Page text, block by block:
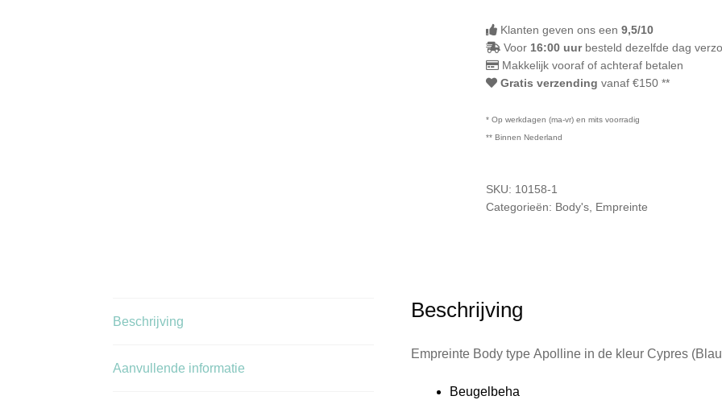
Klanten geven ons een 9,5/10
Voor 16:00 uurbesteld dezelfde dag
Makkelijk vooraf of achteraf betalen
Gratis verzending vanaf €150 **
* Op werkdagen (ma-vr) en mits voorradig
** Binnen Nederland
SKU: 10158-1
Categorieën: Body's, Empreinte
Beschrijving
Aanvullende informatie
Beschrijving
Empreinte Body type Apolline in de kleur Cypres
Beugelbeha